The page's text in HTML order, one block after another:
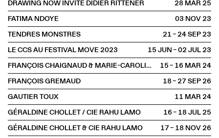
DRAWING NOW INVITE DIDIER RITTENER
28 MAR2025
FATIMA NDOYE
03 NOV2023
TENDRES MONSTRES
21 – 24 SEP2023
LE CCS AU FESTIVAL MOVE 2023
15 JUN – 02 JUL2023
FRANÇOIS CHAIGNAUD & MARIE-CAROLINE HOMINAL
15 – 16 MAR2024
FRANÇOIS GREMAUD
18 – 27 SEP2026
GAUTIER TOUX
11 MAR2024
GÉRALDINE CHOLLET / CIE RAHU LAMO
16 – 18 JUL2025
GÉRALDINE CHOLLET & CIE RAHU LAMO
17 – 18 NOV2026